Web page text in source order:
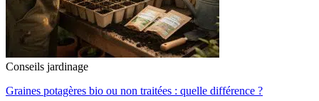
Conseils jardinage
Graines potagères bio ou non traitées : quelle différence ?